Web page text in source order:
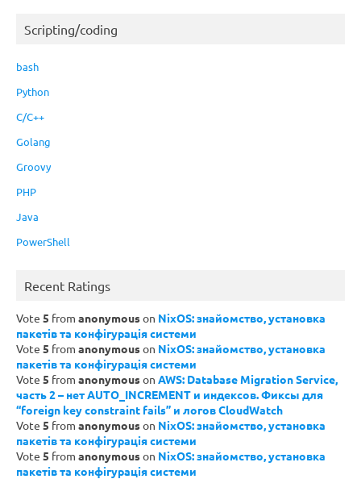
Scripting/coding
bash
Python
C/C++
Golang
Groovy
PHP
Java
PowerShell
Recent Ratings
Vote 5 from anonymouson NixOS: знайомство, установка
пакетів та конфігурація системи
Vote 5 from anonymouson NixOS: знайомство, установка
пакетів та конфігурація системи
Vote 5 from anonymouson AWS: Database Migration Service,
часть 2 – нет AUTO_INCREMENT и индексов. Фиксы для
“foreign key constraint fails” и логов CloudWatch
Vote 5 from anonymouson NixOS: знайомство, установка
пакетів та конфігурація системи
Vote 5 from anonymouson NixOS: знайомство, установка
пакетів та конфігурація системи